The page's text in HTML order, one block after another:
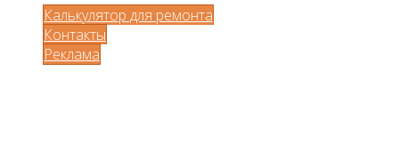
Калькулятор для ремонта
Контакты
Реклама